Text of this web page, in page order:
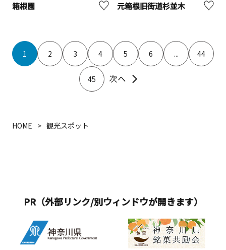
箱根園 元箱根旧街道杉並木
1 2 3 4 5 6 ... 44
45
HOME 観光スポット
PR（外部リンク/別ウィンドウが開きます）